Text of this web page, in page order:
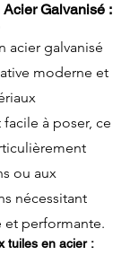
Galvanisé :
acier galvanisé
moderne et
à poser, ce
ou aux
nécessitant
et performante.
tuiles en acier :